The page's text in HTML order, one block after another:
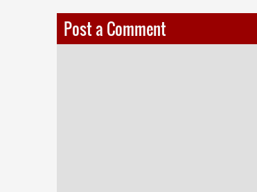
Post a Comment